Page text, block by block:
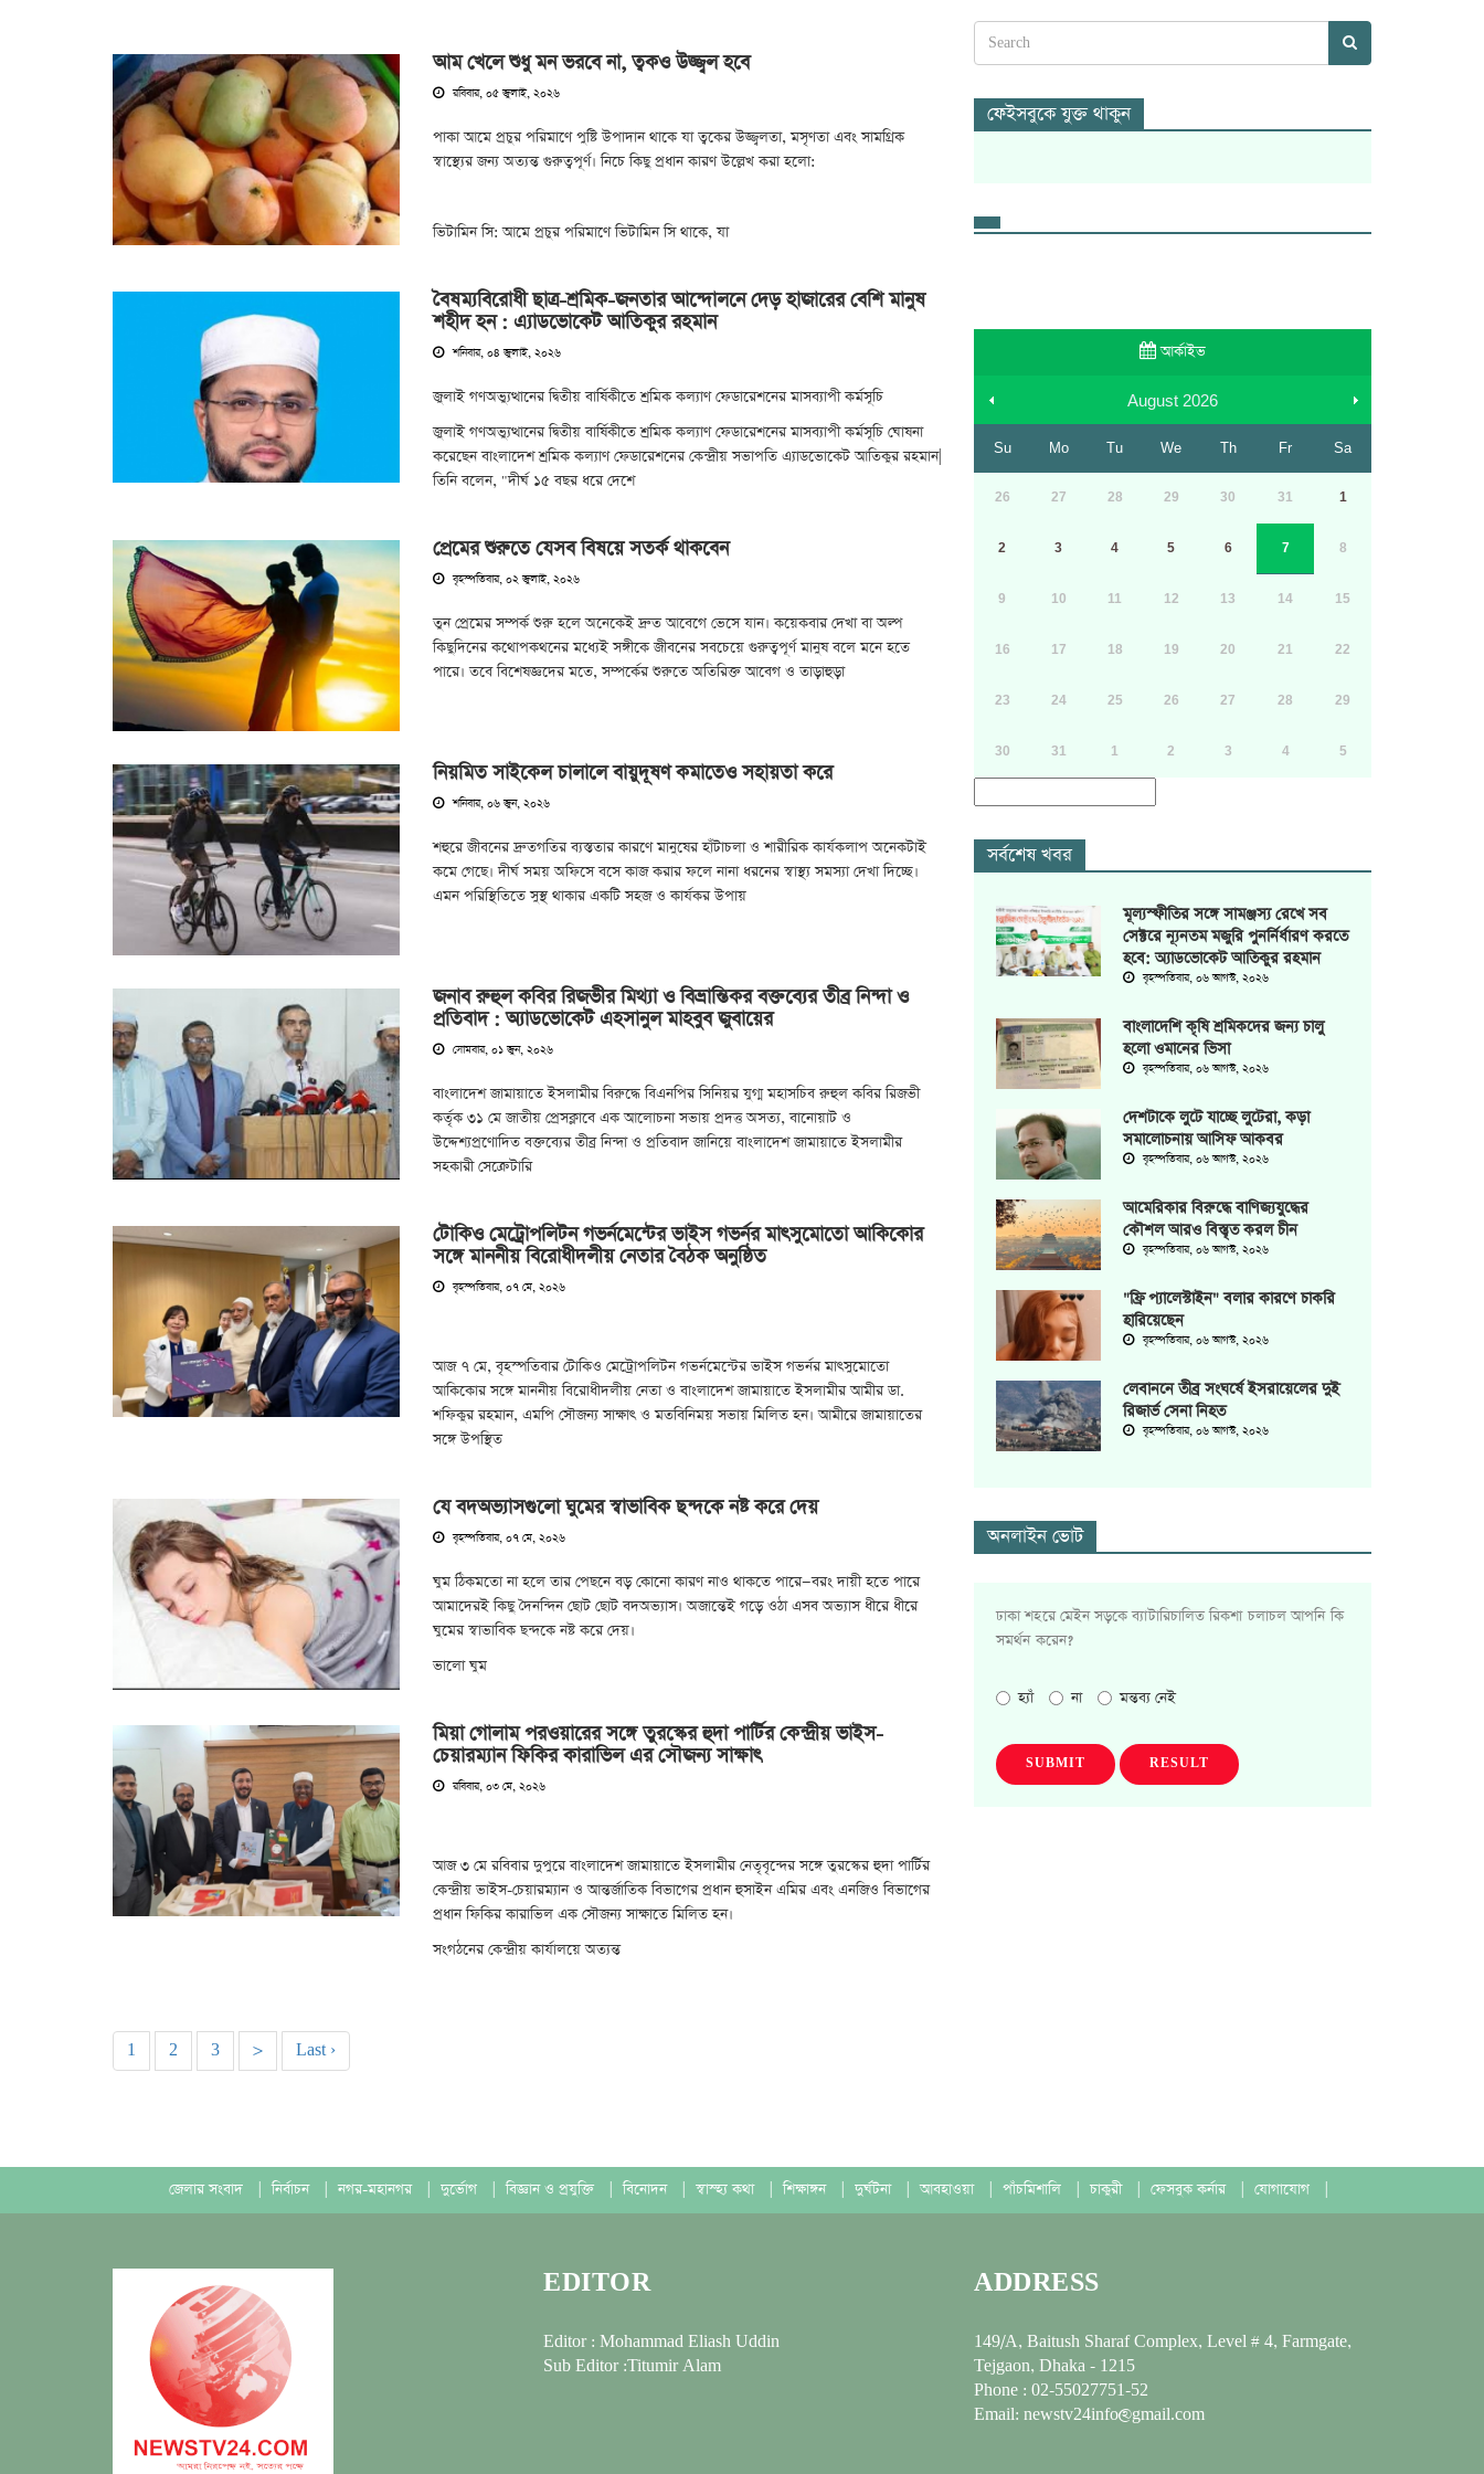
আম খেলে শুধু মন ভরবে না, ত্বকও উজ্জ্বল হবে
রবিবার, ০৫ জুলাই, ২০২৬
পাকা আমে প্রচুর পরিমাণে পুষ্টি উপাদান থাকে যা ত্বকের উজ্জ্বলতা, মসৃণতা এবং সামগ্রিক
স্বাস্থ্যের জন্য অত্যন্ত গুরুত্বপূর্ণ। নিচে কিছু প্রধান কারণ উল্লেখ করা হলো:
ভিটামিন সি: আমে প্রচুর পরিমাণে ভিটামিন সি থাকে, যা
বৈষম্যবিরোধী ছাত্র-শ্রমিক-জনতার আন্দোলনে দেড় হাজারের বেশি মানুষ
শহীদ হন : এ্যাডভোকেট আতিকুর রহমান
শনিবার, ০৪ জুলাই, ২০২৬
জুলাই গণঅভ্যুত্থানের দ্বিতীয় বার্ষিকীতে শ্রমিক কল্যাণ ফেডারেশনের মাসব্যাপী কর্মসূচি
জুলাই গণঅভ্যুত্থানের দ্বিতীয় বার্ষিকীতে শ্রমিক কল্যাণ ফেডারেশনের মাসব্যাপী কর্মসূচি ঘোষনা
করেছেন বাংলাদেশ শ্রমিক কল্যাণ ফেডারেশনের কেন্দ্রীয় সভাপতি এ্যাডভোকেট আতিকুর রহমান|
তিনি বলেন, "দীর্ঘ ১৫ বছর ধরে দেশে
প্রেমের শুরুতে যেসব বিষয়ে সতর্ক থাকবেন
বৃহস্পতিবার, ০২ জুলাই, ২০২৬
তুন প্রেমের সম্পর্ক শুরু হলে অনেকেই দ্রুত আবেগে ভেসে যান। কয়েকবার দেখা বা অল্প
কিছুদিনের কথোপকথনের মধ্যেই সঙ্গীকে জীবনের সবচেয়ে গুরুত্বপূর্ণ মানুষ বলে মনে হতে
পারে। তবে বিশেষজ্ঞদের মতে, সম্পর্কের শুরুতে অতিরিক্ত আবেগ ও তাড়াহুড়া
নিয়মিত সাইকেল চালালে বায়ুদূষণ কমাতেও সহায়তা করে
শনিবার, ০৬ জুন, ২০২৬
শহুরে জীবনের দ্রুতগতির ব্যস্ততার কারণে মানুষের হাঁটাচলা ও শারীরিক কার্যকলাপ অনেকটাই
কমে গেছে। দীর্ঘ সময় অফিসে বসে কাজ করার ফলে নানা ধরনের স্বাস্থ্য সমস্যা দেখা দিচ্ছে।
এমন পরিস্থিতিতে সুস্থ থাকার একটি সহজ ও কার্যকর উপায়
জনাব রুহুল কবির রিজভীর মিথ্যা ও বিভ্রান্তিকর বক্তব্যের তীব্র নিন্দা ও
প্রতিবাদ : অ্যাডভোকেট এহসানুল মাহবুব জুবায়ের
সোমবার, ০১ জুন, ২০২৬
বাংলাদেশ জামায়াতে ইসলামীর বিরুদ্ধে বিএনপির সিনিয়র যুগ্ম মহাসচিব রুহুল কবির রিজভী
কর্তৃক ৩১ মে জাতীয় প্রেসক্লাবে এক আলোচনা সভায় প্রদত্ত অসত্য, বানোয়াট ও
উদ্দেশ্যপ্রণোদিত বক্তব্যের তীব্র নিন্দা ও প্রতিবাদ জানিয়ে বাংলাদেশ জামায়াতে ইসলামীর
সহকারী সেক্রেটারি
টোকিও মেট্রোপলিটন গভর্নমেন্টের ভাইস গভর্নর মাৎসুমোতো আকিকোর
সঙ্গে মাননীয় বিরোধীদলীয় নেতার বৈঠক অনুষ্ঠিত
বৃহস্পতিবার, ০৭ মে, ২০২৬
আজ ৭ মে, বৃহস্পতিবার টোকিও মেট্রোপলিটন গভর্নমেন্টের ভাইস গভর্নর মাৎসুমোতো
আকিকোর সঙ্গে মাননীয় বিরোধীদলীয় নেতা ও বাংলাদেশ জামায়াতে ইসলামীর আমীর ডা.
শফিকুর রহমান, এমপি সৌজন্য সাক্ষাৎ ও মতবিনিময় সভায় মিলিত হন। আমীরে জামায়াতের
সঙ্গে উপস্থিত
যে বদঅভ্যাসগুলো ঘুমের স্বাভাবিক ছন্দকে নষ্ট করে দেয়
বৃহস্পতিবার, ০৭ মে, ২০২৬
ঘুম ঠিকমতো না হলে তার পেছনে বড় কোনো কারণ নাও থাকতে পারে—বরং দায়ী হতে পারে
আমাদেরই কিছু দৈনন্দিন ছোট ছোট বদঅভ্যাস। অজান্তেই গড়ে ওঠা এসব অভ্যাস ধীরে ধীরে
ঘুমের স্বাভাবিক ছন্দকে নষ্ট করে দেয়।
ভালো ঘুম
মিয়া গোলাম পরওয়ারের সঙ্গে তুরস্কের হুদা পার্টির কেন্দ্রীয় ভাইস-
চেয়ারম্যান ফিকির কারাভিল এর সৌজন্য সাক্ষাৎ
রবিবার, ০৩ মে, ২০২৬
আজ ৩ মে রবিবার দুপুরে বাংলাদেশ জামায়াতে ইসলামীর নেতৃবৃন্দের সঙ্গে তুরস্কের হুদা পার্টির
কেন্দ্রীয় ভাইস-চেয়ারম্যান ও আন্তর্জাতিক বিভাগের প্রধান হুসাইন এমির এবং এনজিও বিভাগের
প্রধান ফিকির কারাভিল এক সৌজন্য সাক্ষাতে মিলিত হন।
সংগঠনের কেন্দ্রীয় কার্যালয়ে অত্যন্ত
1 2 3 > Last ›
ফেইসবুকে যুক্ত থাকুন
আর্কাইভ
August 2026
Su Mo Tu We Th Fr Sa
26 27 28 29 30 31 1
2 3 4 5 6 7 8
9 10 11 12 13 14 15
16 17 18 19 20 21 22
23 24 25 26 27 28 29
30 31 1 2 3 4 5
সর্বশেষ খবর
মূল্যস্ফীতির সঙ্গে সামঞ্জস্য রেখে সব
সেক্টরে ন্যূনতম মজুরি পুনর্নির্ধারণ করতে
হবে: অ্যাডভোকেট আতিকুর রহমান
বৃহস্পতিবার, ০৬ আগস্ট, ২০২৬
বাংলাদেশি কৃষি শ্রমিকদের জন্য চালু
হলো ওমানের ভিসা
বৃহস্পতিবার, ০৬ আগস্ট, ২০২৬
দেশটাকে লুটে যাচ্ছে লুটেরা, কড়া
সমালোচনায় আসিফ আকবর
বৃহস্পতিবার, ০৬ আগস্ট, ২০২৬
আমেরিকার বিরুদ্ধে বাণিজ্যযুদ্ধের
কৌশল আরও বিস্তৃত করল চীন
বৃহস্পতিবার, ০৬ আগস্ট, ২০২৬
"ফ্রি প্যালেস্টাইন" বলার কারণে চাকরি
হারিয়েছেন
বৃহস্পতিবার, ০৬ আগস্ট, ২০২৬
লেবাননে তীব্র সংঘর্ষে ইসরায়েলের দুই
রিজার্ভ সেনা নিহত
বৃহস্পতিবার, ০৬ আগস্ট, ২০২৬
অনলাইন ভোট
ঢাকা শহরে মেইন সড়কে ব্যাটারিচালিত রিকশা চলাচল আপনি কি
সমর্থন করেন?
হ্যাঁ না মন্তব্য নেই
SUBMIT RESULT
জেলার সংবাদ নির্বাচন নগর-মহানগর দুর্ভোগ বিজ্ঞান ও প্রযুক্তি বিনোদন স্বাস্হ্য কথা শিক্ষাঙ্গন দুর্ঘটনা আবহাওয়া পাঁচমিশালি চাকুরী ফেসবুক কর্নার যোগাযোগ
EDITOR
Editor : Mohammad Eliash Uddin
Sub Editor :Titumir Alam
ADDRESS
149/A, Baitush Sharaf Complex, Level # 4, Farmgate,
Tejgaon, Dhaka - 1215
Phone : 02-55027751-52
Email: newstv24info@gmail.com